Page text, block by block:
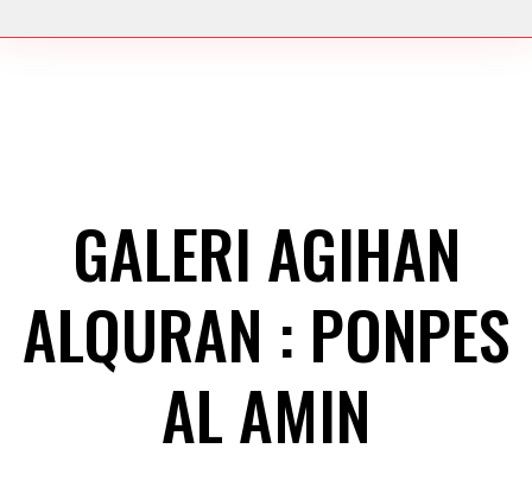
GALERI AGIHAN
ALQURAN : PONPES
AL AMIN